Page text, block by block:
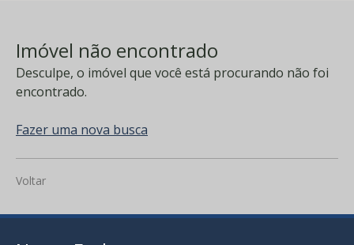
Imóvel não encontrado
Desculpe, o imóvel que você está procurando não foi
encontrado.
Fazer uma nova busca
Voltar